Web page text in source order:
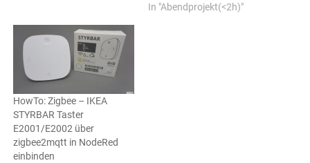
In "Abendprojekt(<2h)"
HowTo: Zigbee – IKEA
STYRBAR Taster
E2001/E2002 über
zigbee2mqtt in NodeRed
einbinden